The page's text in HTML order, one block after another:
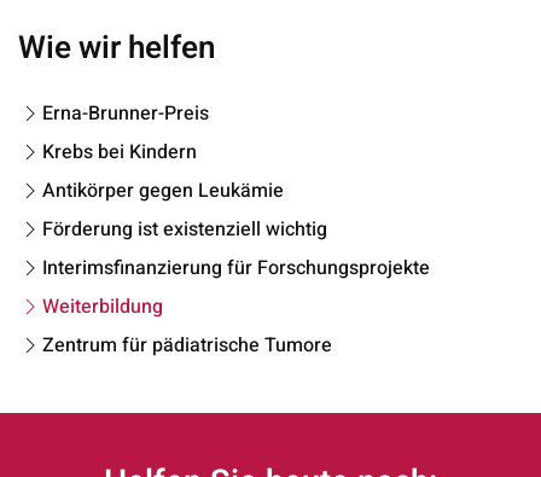
Wie wir helfen
Erna-Brunner-Preis
Krebs bei Kindern
Antikörper gegen Leukämie
Förderung ist existenziell wichtig
Interimsfinanzierung für Forschungsprojekte
Weiterbildung
Zentrum für pädiatrische Tumore